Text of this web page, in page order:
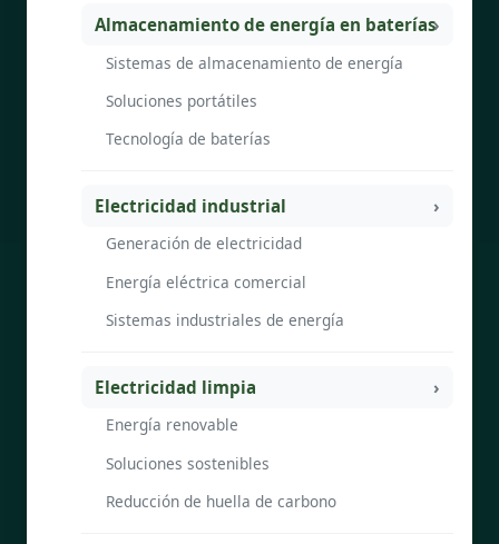
Almacenamiento de energía en baterías
Sistemas de almacenamiento de energía
Soluciones portátiles
Tecnología de baterías
Electricidad industrial
Generación de electricidad
Energía eléctrica comercial
Sistemas industriales de energía
Electricidad limpia
Energía renovable
Soluciones sostenibles
Reducción de huella de carbono